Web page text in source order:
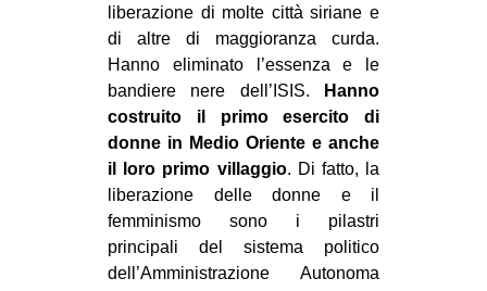
liberazione di molte città siriane e
di altre di maggioranza curda.
Hanno eliminato l’essenza e le
bandiere nere dell’ISIS.
Hanno
costruito il primo esercito di
donne in Medio Oriente e anche
il loro primo villaggio. Di fatto, la
liberazione delle donne e il
femminismo sono i pilastri
principali del sistema politico
dell’Amministrazione Autonoma